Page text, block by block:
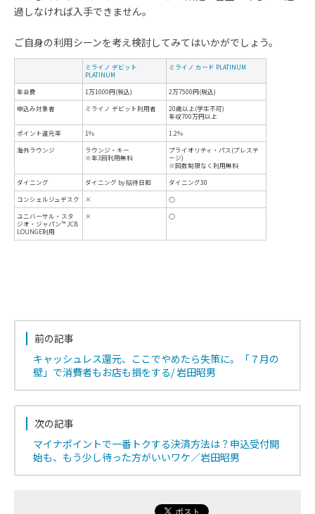
過しなければ入手できません。
ご自身の利用シーンを考え検討してみてはいかがでしょう。
前の記事
キャッシュレス還元、ここでやめたら失策に。「７月の
壁」で消費者もお店も損をする/ 岩田昭男
次の記事
マイナポイントで一番トクする決済方法は？申込受付開
始も、もう少し待った方がいいワケ／岩田昭男